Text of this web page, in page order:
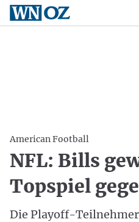
American Football
NFL: Bills
Topspiel
Die Playoff-